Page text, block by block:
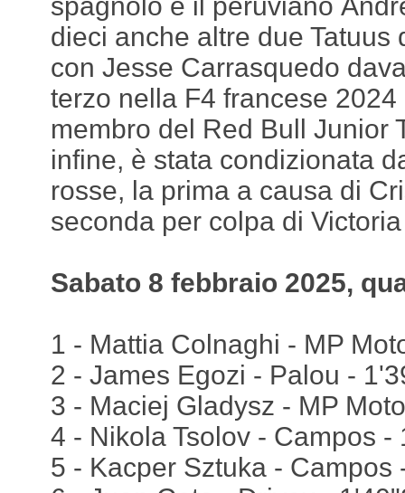
spagnolo e il peruviano
dieci anche altre due Tatuus
con Jesse Carrasquedo
terzo nella F4 francese
membro del Red Bull Junior
infine, è stata condizionata
rosse, la prima a causa di
seconda per colpa di
Sabato 8 febbraio 2025,
1 - Mattia Colnaghi - MP
2 - James Egozi - Palou -
3 - Maciej Gladysz - MP
4 - Nikola Tsolov - Campos -
5 - Kacper Sztuka - Campos